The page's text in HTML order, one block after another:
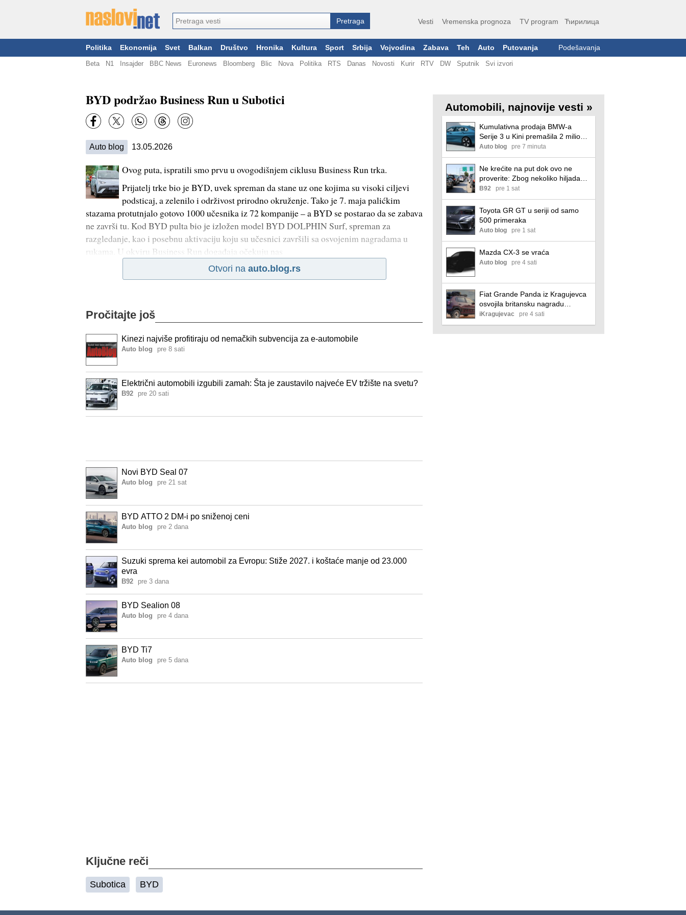
Vesti Vremenska prognoza TV program Ћирилица
Politika Ekonomija Svet Balkan Društvo Hronika Kultura Sport Srbija Vojvodina Zabava Teh Auto Putovanja Podešavanja
Beta N1 Insajder BBC News Euronews Bloomberg Blic Nova Politika RTS Danas Novosti Kurir RTV DW Sputnik Svi izvori
BYD podržao Business Run u Subotici
Auto blog 13.05.2026
Ovog puta, ispratili smo prvu u ovogodišnjem ciklusu Business Run trka.
Prijatelj trke bio je BYD, uvek spreman da stane uz one kojima su visoki ciljevi
podsticaj, a zelenilo i održivost prirodno okruženje. Tako je 7. maja palićkim
stazama protutnjalo gotovo 1000 učesnika iz 72 kompanije – a BYD se postarao da se zabava
ne završi tu. Kod BYD pulta bio je izložen model BYD DOLPHIN Surf, spreman za
razgledanje, kao i posebnu aktivaciju koju su učesnici završili sa osvojenim nagradama u
rukama. U okviru Business Run događaja očekuju nas
Otvori na auto.blog.rs
Pročitajte još
Kinezi najviše profitiraju od nemačkih subvencija za e-automobile
Auto blog pre 8 sati
Električni automobili izgubili zamah: Šta je zaustavilo najveće EV tržište na svetu?
B92 pre 20 sati
Novi BYD Seal 07
Auto blog pre 21 sat
BYD ATTO 2 DM-i po sniženoj ceni
Auto blog pre 2 dana
Suzuki sprema kei automobil za Evropu: Stiže 2027. i koštaće manje od 23.000
evra
B92 pre 3 dana
BYD Sealion 08
Auto blog pre 4 dana
BYD Ti7
Auto blog pre 5 dana
Ključne reči
Subotica BYD
Automobili, najnovije vesti »
Kumulativna prodaja BMW-a
Serije 3 u Kini premašila 2 miliona
jedinica
Auto blog pre 7 minuta
Ne krećite na put dok ovo ne
proverite: Zbog nekoliko hiljada
dinara možete ostati na granici
B92 pre 1 sat
Toyota GR GT u seriji od samo
500 primeraka
Auto blog pre 1 sat
Mazda CX-3 se vraća
Auto blog pre 4 sati
Fiat Grande Panda iz Kragujevca
osvojila britansku nagradu
„Povratak godine“
iKragujevac pre 4 sati